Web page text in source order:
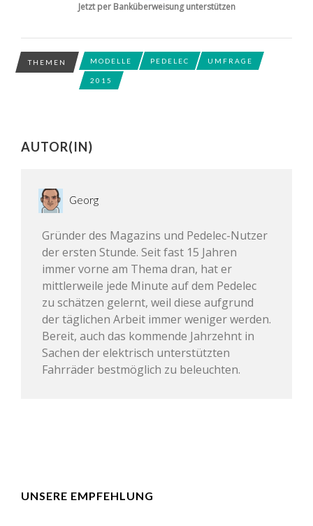
Jetzt per Banküberweisung unterstützen
THEMEN MODELLE PEDELEC UMFRAGE
2015
AUTOR(IN)
Georg
Gründer des Magazins und Pedelec-Nutzer
der ersten Stunde. Seit fast 15 Jahren
immer vorne am Thema dran, hat er
mittlerweile jede Minute auf dem Pedelec
zu schätzen gelernt, weil diese aufgrund
der täglichen Arbeit immer weniger werden.
Bereit, auch das kommende Jahrzehnt in
Sachen der elektrisch unterstützten
Fahrräder bestmöglich zu beleuchten.
UNSERE EMPFEHLUNG